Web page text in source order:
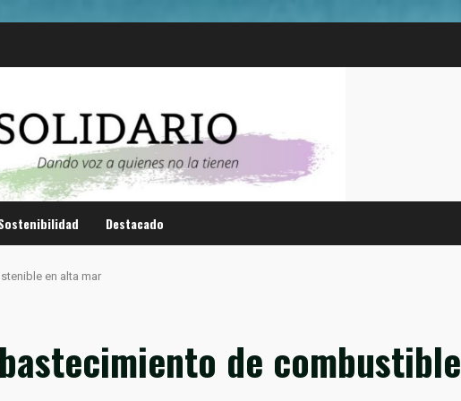
Destacado
en alta mar
de combustible